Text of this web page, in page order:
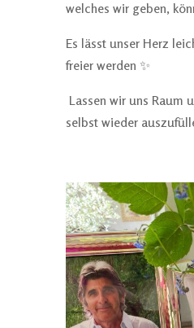
welches wir geben,
Es lässt unser Herz
freier werden ✨
Lassen wir uns Raum
selbst wieder